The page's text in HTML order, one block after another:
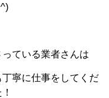
ている業者さんは
寧に仕事をしてくだ